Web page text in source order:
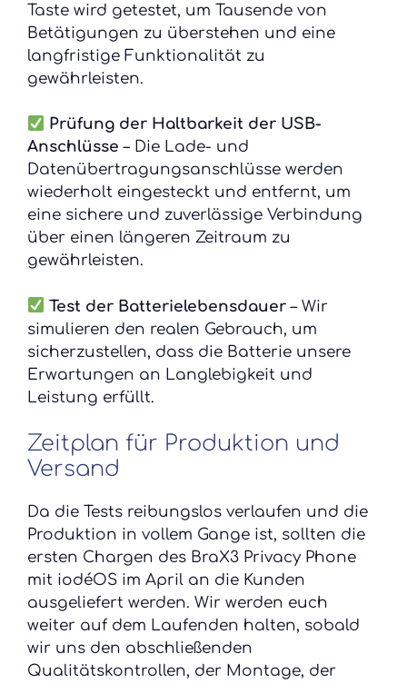
Taste wird getestet, um Tausende von
Betätigungen zu überstehen und eine
langfristige Funktionalität zu
gewährleisten.
Prüfung der Haltbarkeit der USB-
Anschlüsse – Die Lade- und
Datenübertragungsanschlüsse werden
wiederholt eingesteckt und entfernt, um
eine sichere und zuverlässige Verbindung
über einen längeren Zeitraum zu
gewährleisten.
Test der Batterielebensdauer – Wir
simulieren den realen Gebrauch, um
sicherzustellen, dass die Batterie unsere
Erwartungen an Langlebigkeit und
Leistung erfüllt.
Zeitplan für Produktion und
Versand
Da die Tests reibungslos verlaufen und die
Produktion in vollem Gange ist, sollten die
ersten Chargen des BraX3 Privacy Phone
mit iodéOS im April an die Kunden
ausgeliefert werden. Wir werden euch
weiter auf dem Laufenden halten, sobald
wir uns den abschließenden
Qualitätskontrollen, der Montage, der